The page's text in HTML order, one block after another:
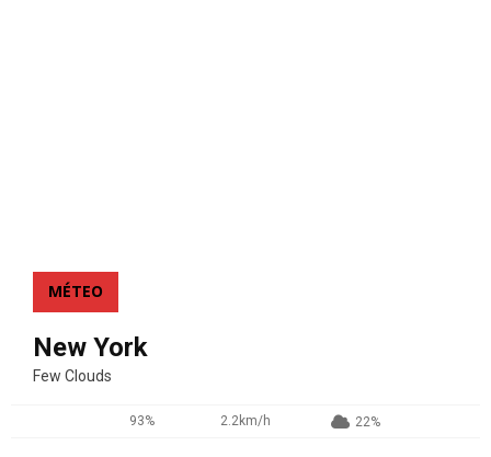
MÉTEO
New York
Few Clouds
93% 2.2km/h 22%